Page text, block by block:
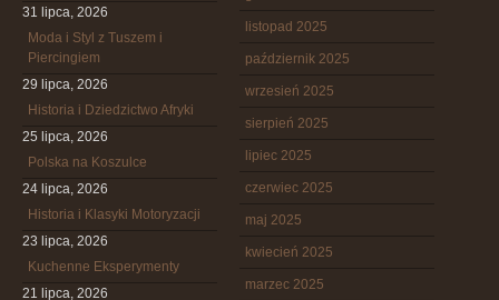
31 lipca, 2026
Moda i Styl z Tuszem i
Piercingiem
29 lipca, 2026
Historia i Dziedzictwo Afryki
25 lipca, 2026
Polska na Koszulce
24 lipca, 2026
Historia i Klasyki Motoryzacji
23 lipca, 2026
Kuchenne Eksperymenty
21 lipca, 2026
listopad 2025
październik 2025
wrzesień 2025
sierpień 2025
lipiec 2025
czerwiec 2025
maj 2025
kwiecień 2025
marzec 2025